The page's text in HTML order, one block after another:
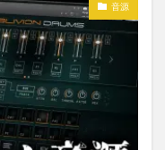
音源